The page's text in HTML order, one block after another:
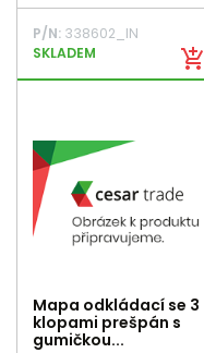
add_shopping_cart
P/N: 338602_IN
SKLADEM
Mapa odkládací se 3
klopami prešpán s
gumičkou...